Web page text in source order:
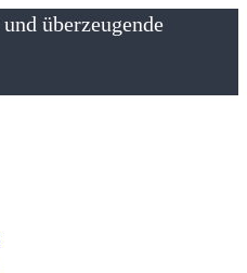
überzeugende